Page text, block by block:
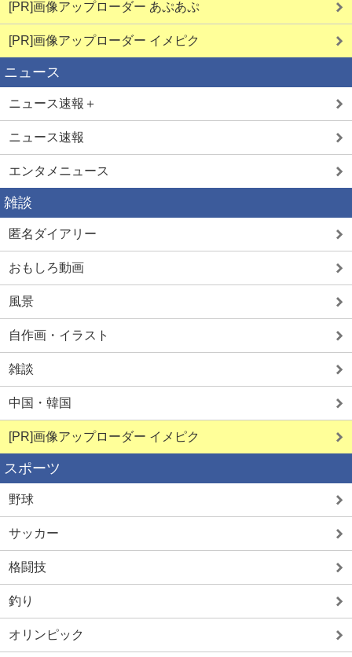
[PR]画像アップローダー あぷあぷ
[PR]画像アップローダー イメピク
ニュース
ニュース速報＋
ニュース速報
エンタメニュース
雑談
匿名ダイアリー
おもしろ動画
風景
自作画・イラスト
雑談
中国・韓国
[PR]画像アップローダー イメピク
スポーツ
野球
サッカー
格闘技
釣り
オリンピック